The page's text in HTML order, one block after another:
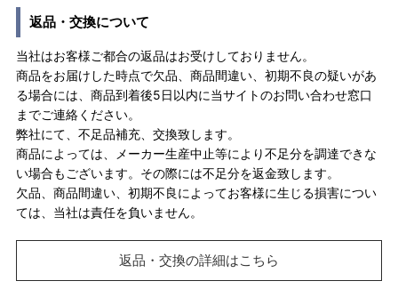
返品・交換について
当社はお客様ご都合の返品はお受けしておりません。
商品をお届けした時点で欠品、商品間違い、初期不良の疑いがあ
る場合には、商品到着後5日以内に当サイトのお問い合わせ窓口
までご連絡ください。
弊社にて、不足品補充、交換致します。
商品によっては、メーカー生産中止等により不足分を調達できな
い場合もございます。その際には不足分を返金致します。
欠品、商品間違い、初期不良によってお客様に生じる損害につい
ては、当社は責任を負いません。
返品・交換の詳細はこちら